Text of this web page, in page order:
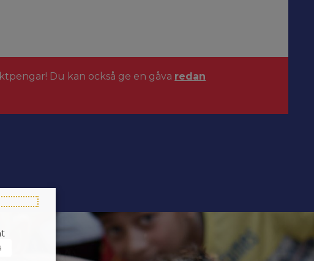
Du kan också ge en gåva redan